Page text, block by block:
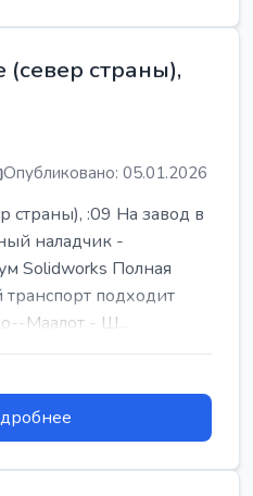
(север страны),
Опубликовано: 05.01.2026
страны), :09 На завод в
наладчик -
Solidworks Полная
транспорт подходит
Маалот - Ш...